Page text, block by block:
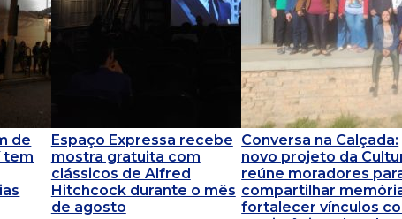
de
tem
Espaço Expressa recebe
mostra gratuita com
clássicos de Alfred
Hitchcock durante o mês
de agosto
Conversa na Calçada:
novo projeto da
reúne moradores
compartilhar
fortalecer vínculos